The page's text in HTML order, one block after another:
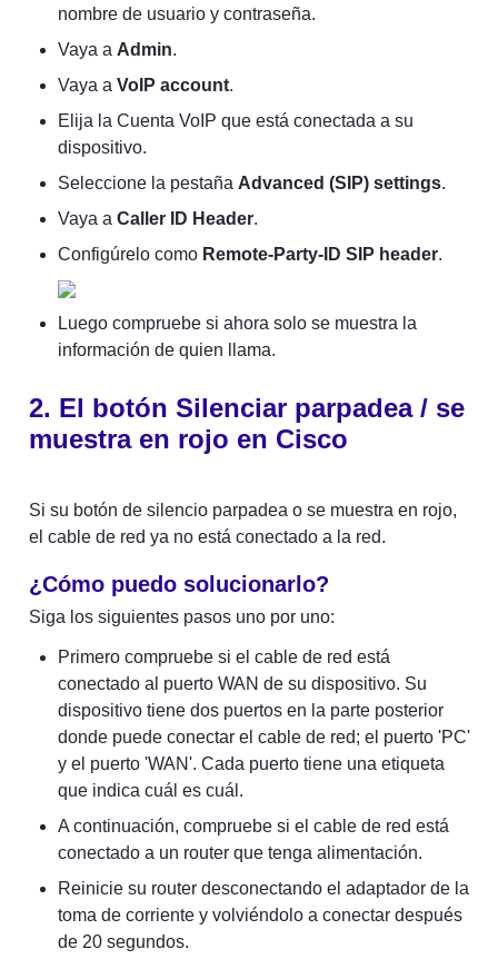
nombre de usuario y contraseña.
Vaya a Admin.
Vaya a VoIP account.
Elija la Cuenta VoIP que está conectada a su
dispositivo.
Seleccione la pestaña Advanced (SIP) settings.
Vaya a Caller ID Header.
Configúrelo como Remote-Party-ID SIP header.
Luego compruebe si ahora solo se muestra la
información de quien llama.
2. El botón Silenciar parpadea / se
muestra en rojo en Cisco
Si su botón de silencio parpadea o se muestra en rojo,
el cable de red ya no está conectado a la red.
¿Cómo puedo solucionarlo?
Siga los siguientes pasos uno por uno:
Primero compruebe si el cable de red está
conectado al puerto WAN de su dispositivo. Su
dispositivo tiene dos puertos en la parte posterior
donde puede conectar el cable de red; el puerto 'PC'
y el puerto 'WAN'. Cada puerto tiene una etiqueta
que indica cuál es cuál.
A continuación, compruebe si el cable de red está
conectado a un router que tenga alimentación.
Reinicie su router desconectando el adaptador de la
toma de corriente y volviéndolo a conectar después
de 20 segundos.